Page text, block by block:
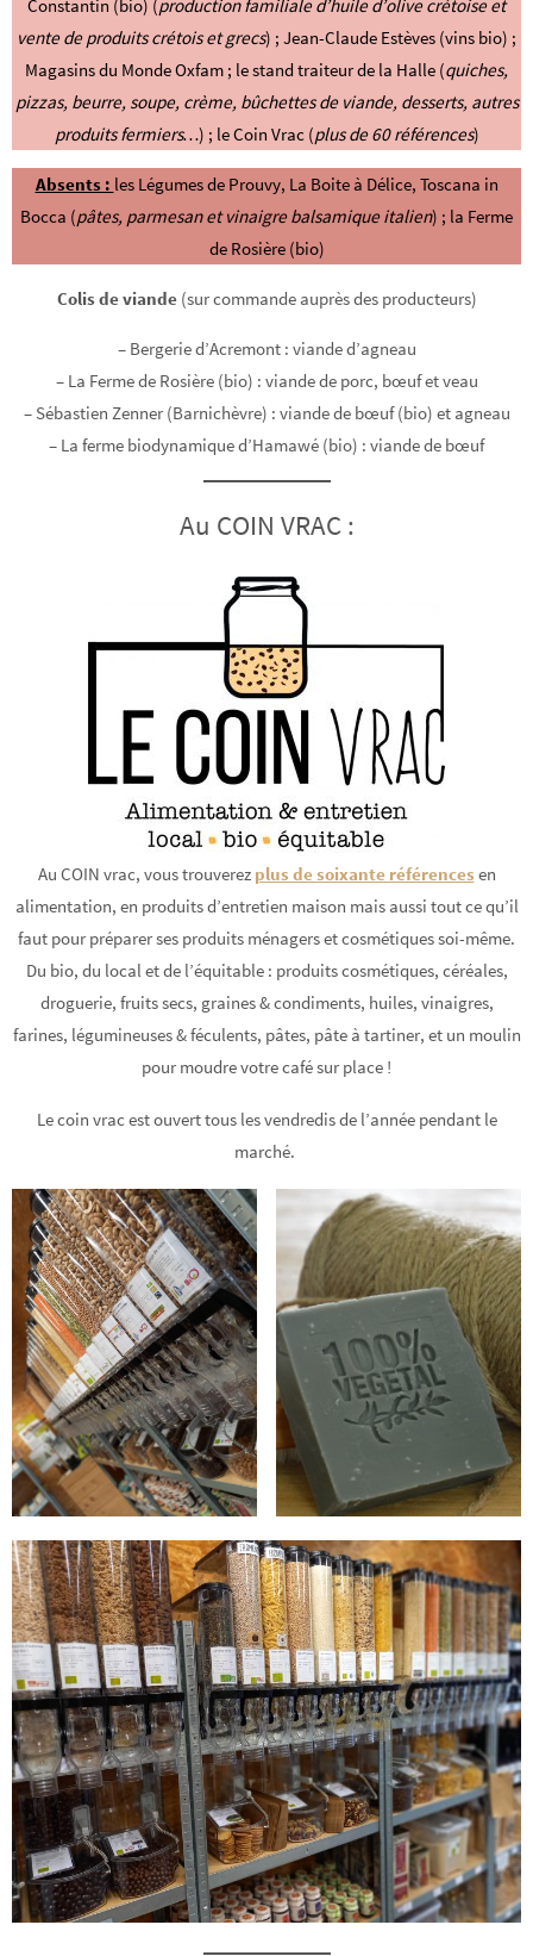
Constantin (bio) (production familiale d’huile d’olive crétoise et
vente de produits crétois et grecs) ; Jean-Claude Estèves (vins bio) ;
Magasins du Monde Oxfam ; le stand traiteur de la Halle (quiches,
pizzas, beurre, soupe, crème, bûchettes de viande, desserts, autres
produits fermiers…) ; le Coin Vrac (plus de 60 références)
Absents : les Légumes de Prouvy, La Boite à Délice, Toscana in
Bocca (pâtes, parmesan et vinaigre balsamique italien) ; la Ferme
de Rosière (bio)
Colis de viande (sur commande auprès des producteurs)
– Bergerie d’Acremont : viande d’agneau
– La Ferme de Rosière (bio) : viande de porc, bœuf et veau
– Sébastien Zenner (Barnichèvre) : viande de bœuf (bio) et agneau
– La ferme biodynamique d’Hamawé (bio) : viande de bœuf
Au COIN VRAC :
Au COIN vrac, vous trouverez plus de soixante références en
alimentation, en produits d’entretien maison mais aussi tout ce qu’il
faut pour préparer ses produits ménagers et cosmétiques soi-même.
Du bio, du local et de l’équitable : produits cosmétiques, céréales,
droguerie, fruits secs, graines & condiments, huiles, vinaigres,
farines, légumineuses & féculents, pâtes, pâte à tartiner, et un moulin
pour moudre votre café sur place !
Le coin vrac est ouvert tous les vendredis de l’année pendant le
marché.